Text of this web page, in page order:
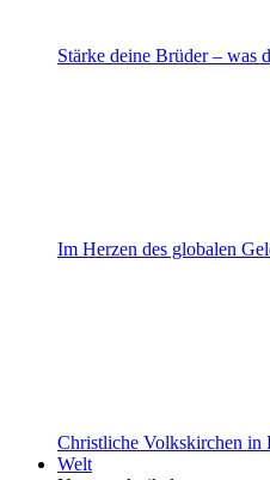
Stärke deine Brüder –
Im Herzen des globalen
Christliche Volkskirchen
Welt